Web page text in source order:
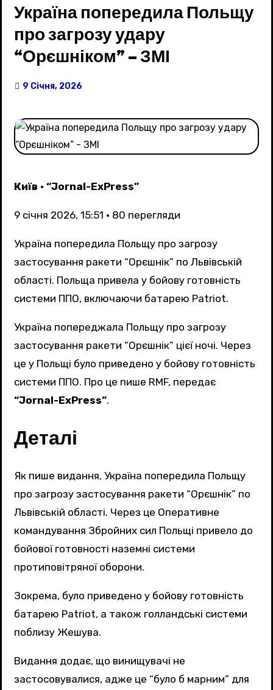
Україна попередила Польщу
про загрозу удару
“Орєшніком” – ЗМІ
9 Січня, 2026
Київ • “Jornal-ExPress”
9 січня 2026, 15:51 • 80 перегляди
Україна попередила Польщу про загрозу
застосування ракети “Орєшнік” по Львівській
області. Польща привела у бойову готовність
системи ППО, включаючи батарею Patriot.
Україна попереджала Польщу про загрозу
застосування ракети “Орєшнік” цієї ночі. Через
це у Польщі було приведено у бойову готовність
системи ППО. Про це пише RMF, передає
“Jornal-ExPress”.
Деталі
Як пише видання, Україна попередила Польщу
про загрозу застосування ракети “Орєшнік” по
Львівській області. Через це Оперативне
командування Збройних сил Польщі привело до
бойової готовності наземні системи
протиповітряної оборони.
Зокрема, було приведено у бойову готовність
батарею Patriot, а також голландські системи
поблизу Жешува.
Видання додає, що винищувачі не
застосовувалися, адже це “було б марним” для